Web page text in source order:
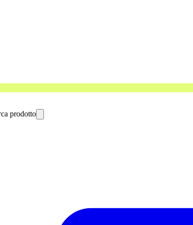
prodotto